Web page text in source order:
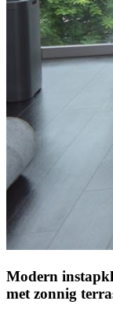
Modern
met zonnig